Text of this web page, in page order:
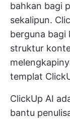
bahkan bagi
sekalipun.
berguna
struktur
templat
ClickUp AI
bantu